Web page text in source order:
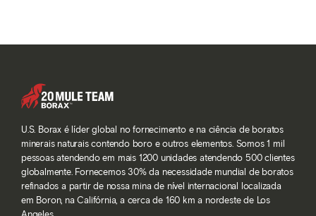
U.S. Borax é líder global no fornecimento e na ciência de boratos
minerais naturais contendo boro e outros elementos. Somos 1 mil
pessoas atendendo em mais 1200 unidades atendendo 500 clientes
globalmente. Fornecemos 30% da necessidade mundial de boratos
refinados a partir de nossa mina de nível internacional localizada
em Boron, na Califórnia, a cerca de 160 km a nordeste de Los